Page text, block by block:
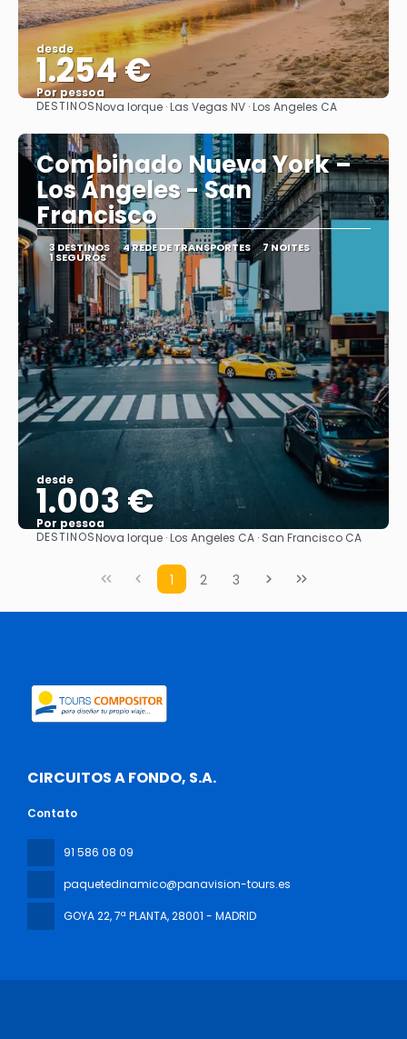
desde
1.254 €
Por pessoa
Vejo
DESTINOSNova Iorque · Las Vegas NV · Los Angeles CA
Combinado Nueva York –
Los Ángeles - San
Francisco
3 DESTINOS 4 REDE DE TRANSPORTES 7 NOITES
1 SEGUROS
desde
1.003 €
Por pessoa
Vejo
DESTINOSNova Iorque · Los Angeles CA · San Francisco CA
1 2 3
CIRCUITOS A FONDO, S.A.
Contato
91 586 08 09
paquetedinamico@panavision-tours.es
GOYA 22, 7ª PLANTA, 28001 - MADRID